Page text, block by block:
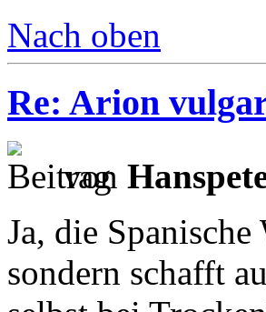
Nach oben
Re: Arion
von
Ja, die
sondern schafft